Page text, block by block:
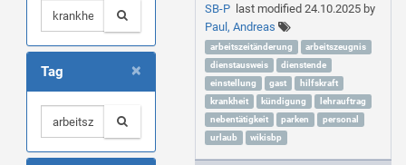
×
Tag
SB-Plast modified 24.10.2025by
Paul, Andreas
arbeitszeitänderung
arbeitszeugnis
dienstausweis
dienstende
einstellung
gast
hilfskraft
krankheit
kündigung
lehrauftrag
nebentätigkeit
parken
personal
urlaub
wikisbp